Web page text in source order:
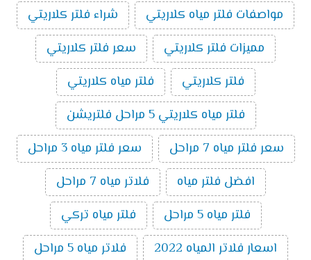
مواصفات فلتر مياه كلاريتي
شراء فلتر كلاريتي
مميزات فلتر كلاريتي
سعر فلتر كلاريتي
فلتر كلاريتي
فلتر مياه كلاريتي
فلتر مياه كلاريتي 5 مراحل فلتريشن
سعر فلتر مياه 7 مراحل
سعر فلتر مياه 3 مراحل
افضل فلتر مياه
فلاتر مياه 7 مراحل
فلتر مياه 5 مراحل
فلتر مياه تركي
اسعار فلاتر المياه 2022
فلاتر مياه 5 مراحل